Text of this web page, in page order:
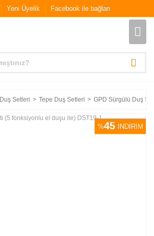
Yeni Üyelik Facebook ile bağlan
Duş Setleri Tepe Duş Setleri GPD Sürgülü Duş
%45 İNDİRİM